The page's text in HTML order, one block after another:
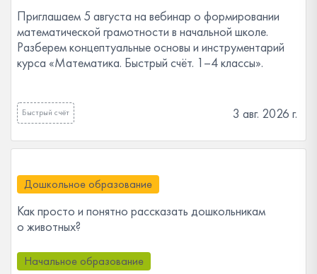
Приглашаем 5 августа на вебинар о формировании
математической грамотности в начальной школе.
Разберем концептуальные основы и инструментарий
курса «Математика. Быстрый счёт. 1–4 классы».
Быстрый счёт 3 авг. 2026 г.
Дошкольное образование
Как просто и понятно рассказать дошкольникам
о животных?
Начальное образование